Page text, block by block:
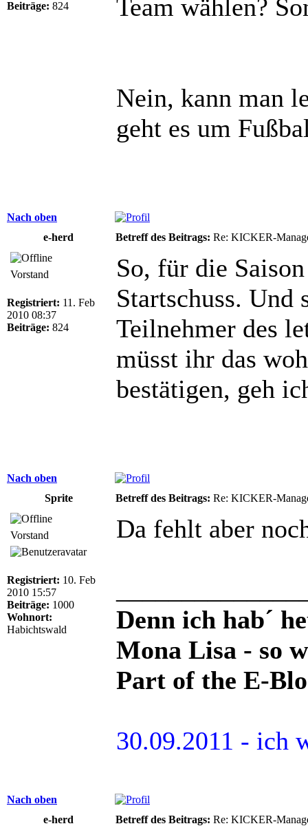
Beiträge: 824 Team wählen?
Nein, kann man
geht es um
Nach oben
e-herd
Betreff des Beitrags: Re: KICKER-
Vorstand
Registriert: 11. Feb
2010 08:37
Beiträge: 824
So, für die
Startschuss. Und
Teilnehmer des
müsst ihr das
bestätigen, geh
Nach oben
Sprite
Betreff des Beitrags: Re: KICKER-
Vorstand
Registriert: 10. Feb
2010 15:57
Beiträge: 1000
Wohnort:
Habichtswald
Da fehlt aber
Denn ich hab´
Mona Lisa - so
Part of the E-
30.09.2011 - ich
Nach oben
e-herd
Betreff des Beitrags: Re: KICKER-